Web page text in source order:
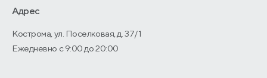
О производстве
Адрес
Кострома, ул. Поселковая, д. 37/1
Ежедневно с 9:00 до 20:00